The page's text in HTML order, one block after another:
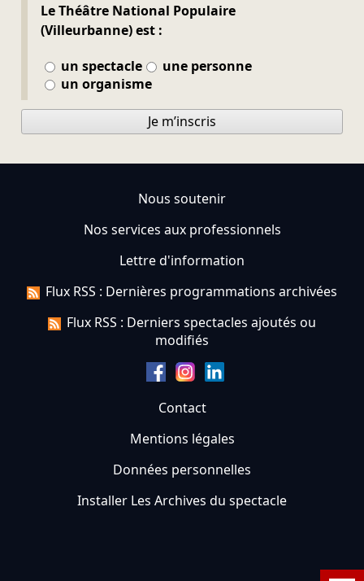
Le Théâtre National Populaire
(Villeurbanne) est :
un spectacle
une personne
un organisme
Je m’inscris
Nous soutenir
Nos services aux professionnels
Lettre d'information
Flux RSS : Dernières programmations archivées
Flux RSS : Derniers spectacles ajoutés ou
modifiés
Contact
Mentions légales
Données personnelles
Installer Les Archives du spectacle